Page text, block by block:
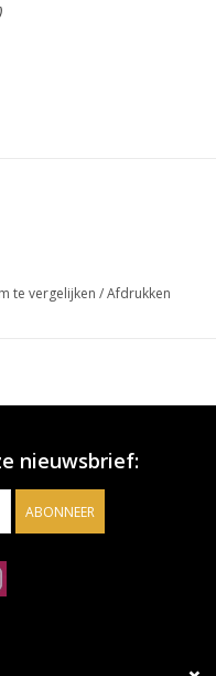
te vergelijken /Afdrukken
nieuwsbrief:
ABONNEER